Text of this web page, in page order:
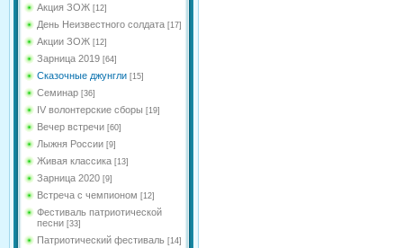
Акция ЗОЖ [12]
День Неизвестного солдата [17]
Акции ЗОЖ [12]
Зарница 2019 [64]
Сказочные джунгли [15]
Семинар [36]
IV волонтерские сборы [19]
Вечер встречи [60]
Лыжня России [9]
Живая классика [13]
Зарница 2020 [9]
Встреча с чемпионом [12]
Фестиваль патриотической
песни [33]
Патриотический фестиваль [14]